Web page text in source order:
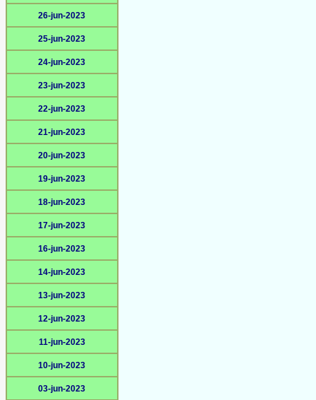
26-jun-2023
25-jun-2023
24-jun-2023
23-jun-2023
22-jun-2023
21-jun-2023
20-jun-2023
19-jun-2023
18-jun-2023
17-jun-2023
16-jun-2023
14-jun-2023
13-jun-2023
12-jun-2023
11-jun-2023
10-jun-2023
03-jun-2023